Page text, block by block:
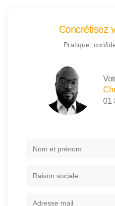
Concrétisez
Pratique,
01
Nom
Raison
Adresse